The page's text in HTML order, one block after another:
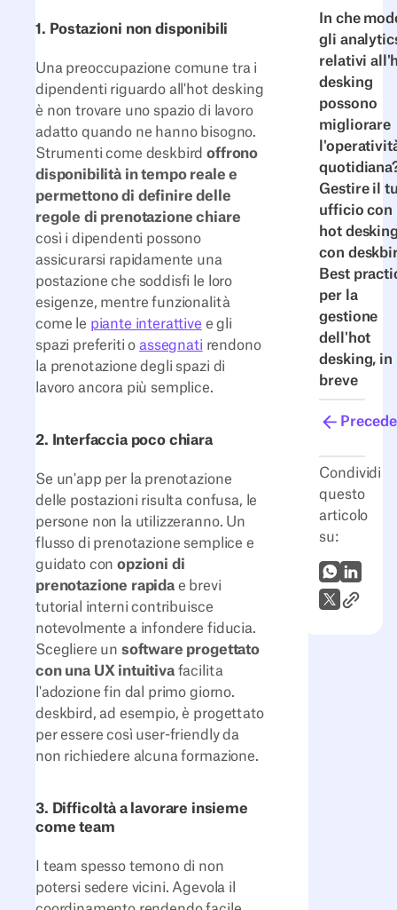
In che
gli
relativi
desking
possono
migliorare
Gestire il
ufficio con
hot
con
Best
per la
gestione
dell'hot
desking, in
breve
Condividi
questo
articolo
su:
WhatsApp
X (Twitter)
Link
1. Postazioni non disponibili
Una preoccupazione comune tra i
dipendenti riguardo all'hot desking
è non trovare uno spazio di lavoro
adatto quando ne hanno bisogno.
Strumenti come deskbirdoffrono
disponibilità in tempo reale e
permettono di definire delle
regole di prenotazione chiare
così i dipendenti possono
assicurarsi rapidamente una
postazione che soddisfi le loro
esigenze, mentre funzionalità
come le piante interattive e gli
spazi preferiti oassegnati rendono
la prenotazione degli spazi di
lavoro ancora più semplice.
2. Interfaccia poco chiara
Se un'app per la prenotazione
delle postazioni risulta confusa, le
persone non la utilizzeranno. Un
flusso di prenotazione semplice e
guidato conopzioni di
prenotazione rapidae brevi
tutorial interni contribuisce
notevolmente a infondere fiducia.
Scegliere un software progettato
con una UX intuitivafacilita
l'adozione fin dal primo giorno.
deskbird, ad esempio, è progettato
per essere così user-friendly da
non richiedere alcuna formazione.
3. Difficoltà a lavorare insieme
come team
I team spesso temono di non
potersi sedere vicini. Agevola il